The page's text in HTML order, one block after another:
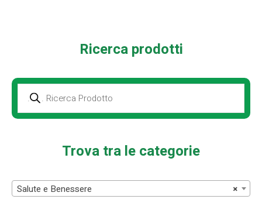
Ricerca prodotti
Prodotti
della
ricerca
Trova tra le categorie
×
Salute e Benessere